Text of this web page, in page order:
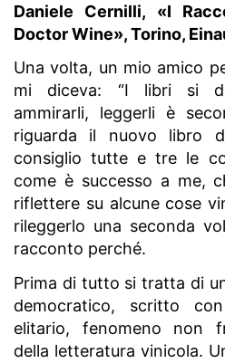
Daniele Cernilli, «I
Doctor Wine», Torino,
Una volta, un mio amico
mi diceva: “I libri si
ammirarli, leggerli è
riguarda il nuovo libro
consiglio tutte e tre le
come è successo a me,
riflettere su alcune cose
rileggerlo una seconda
racconto perché.
Prima di tutto si tratta di
democratico, scritto
elitario, fenomeno non
della letteratura vinicola.